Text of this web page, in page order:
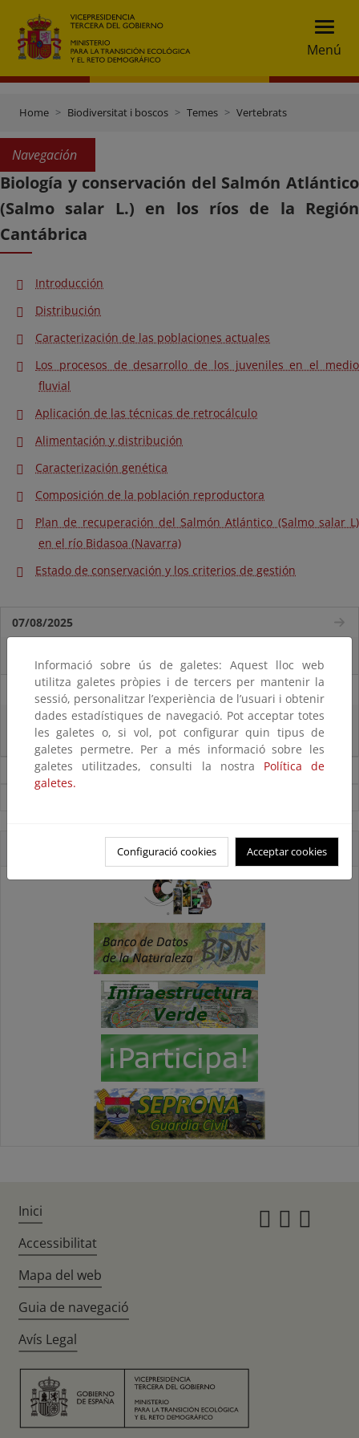
Menú
Home Biodiversitat i boscos Temes Vertebrats
Navegación
Biología y conservación del Salmón Atlántico
(Salmo salar L.) en los ríos de la Región
Cantábrica
Introducción
Distribución
Caracterización de las poblaciones actuales
Los procesos de desarrollo de los juveniles en el medio
fluvial
Aplicación de las técnicas de retrocálculo
Alimentación y distribución
Caracterización genética
Composición de la población reproductora
Plan de recuperación del Salmón Atlántico (Salmo salar L)
en el río Bidasoa (Navarra)
Estado de conservación y los criterios de gestión
07/08/2025
27/06/2025
La reunión ministerial de OSPAR refuerza la acción conjunta para proteger
el Atlántico Nordeste
Noticias sobre Biodiversidad
Informació sobre ús de galetes: Aquest lloc web
utilitza galetes pròpies i de tercers per mantenir la
sessió, personalitzar l’experiència de l’usuari i obtenir
dades estadístiques de navegació. Pot acceptar totes
les galetes o, si vol, pot configurar quin tipus de
galetes permetre. Per a més informació sobre les
galetes utilitzades, consulti la nostra Política de
galetes.
Configuració cookies Acceptar cookies
Inici
Accessibilitat
Mapa del web
Guia de navegació
Avís Legal